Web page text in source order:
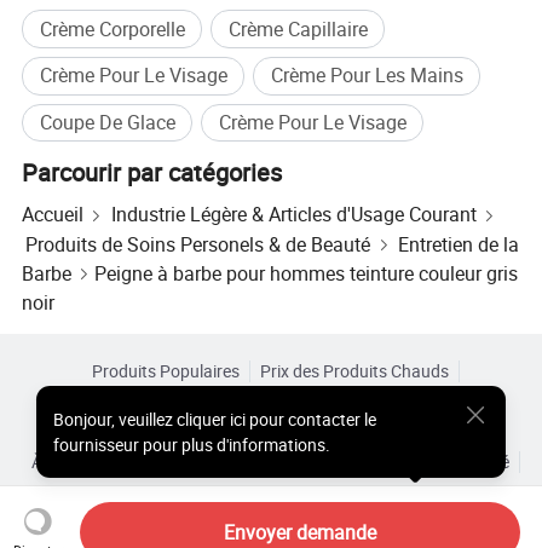
Crème Corporelle
Crème Capillaire
Crème Pour Le Visage
Crème Pour Les Mains
Coupe De Glace
Crème Pour Le Visage
Parcourir par catégories
Accueil
Industrie Légère & Articles d'Usage Courant
Produits de Soins Personels & de Beauté
Entretien de la
Barbe
Peigne à barbe pour hommes teinture couleur gris
noir
Envoyer demande
Bonjour,veuillez cliquer ici pour contacter le
fournisseur pour plus d'informations.
Produits Populaires
Prix des Produits Chauds
Site PC
Aperçus
À Propos de
Accord d’Utilisateur
Politique de Confidentialité
Contact
Copyright © 2026 Focus Technology Co., Ltd. All Rights Reserved